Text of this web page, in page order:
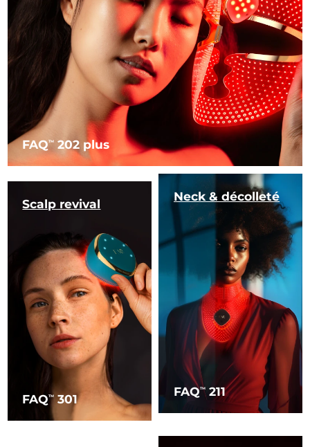
FAQTM 202 plus
FAQTM 301
Scalp revival
FAQTM 211
Neck & décolleté